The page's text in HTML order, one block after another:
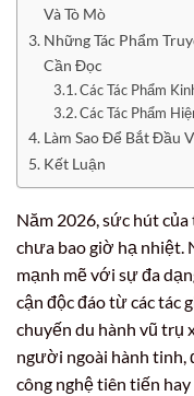
Và Tò Mò
Những Tác Phẩm
Cần Đọc
Các Tác Phẩm
Các Tác Phẩm
Làm Sao Để Bắt Đầu
Kết Luận
Năm 2026, sức hút
chưa bao giờ hạ nhiệt.
mạnh mẽ với sự đa
cận độc đáo từ các tác
chuyến du hành vũ trụ
người ngoài hành tinh,
công nghệ tiên tiến